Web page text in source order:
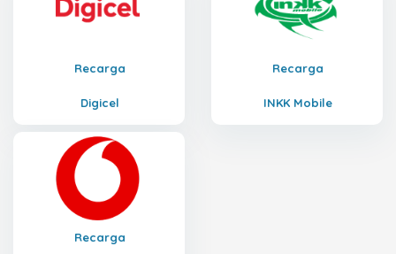
Recarga
Digicel
Recarga
INKK Mobile
Recarga